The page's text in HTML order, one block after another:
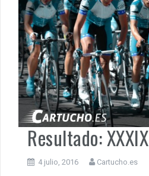
Resultado:
4 julio, 2016 Cartucho.es